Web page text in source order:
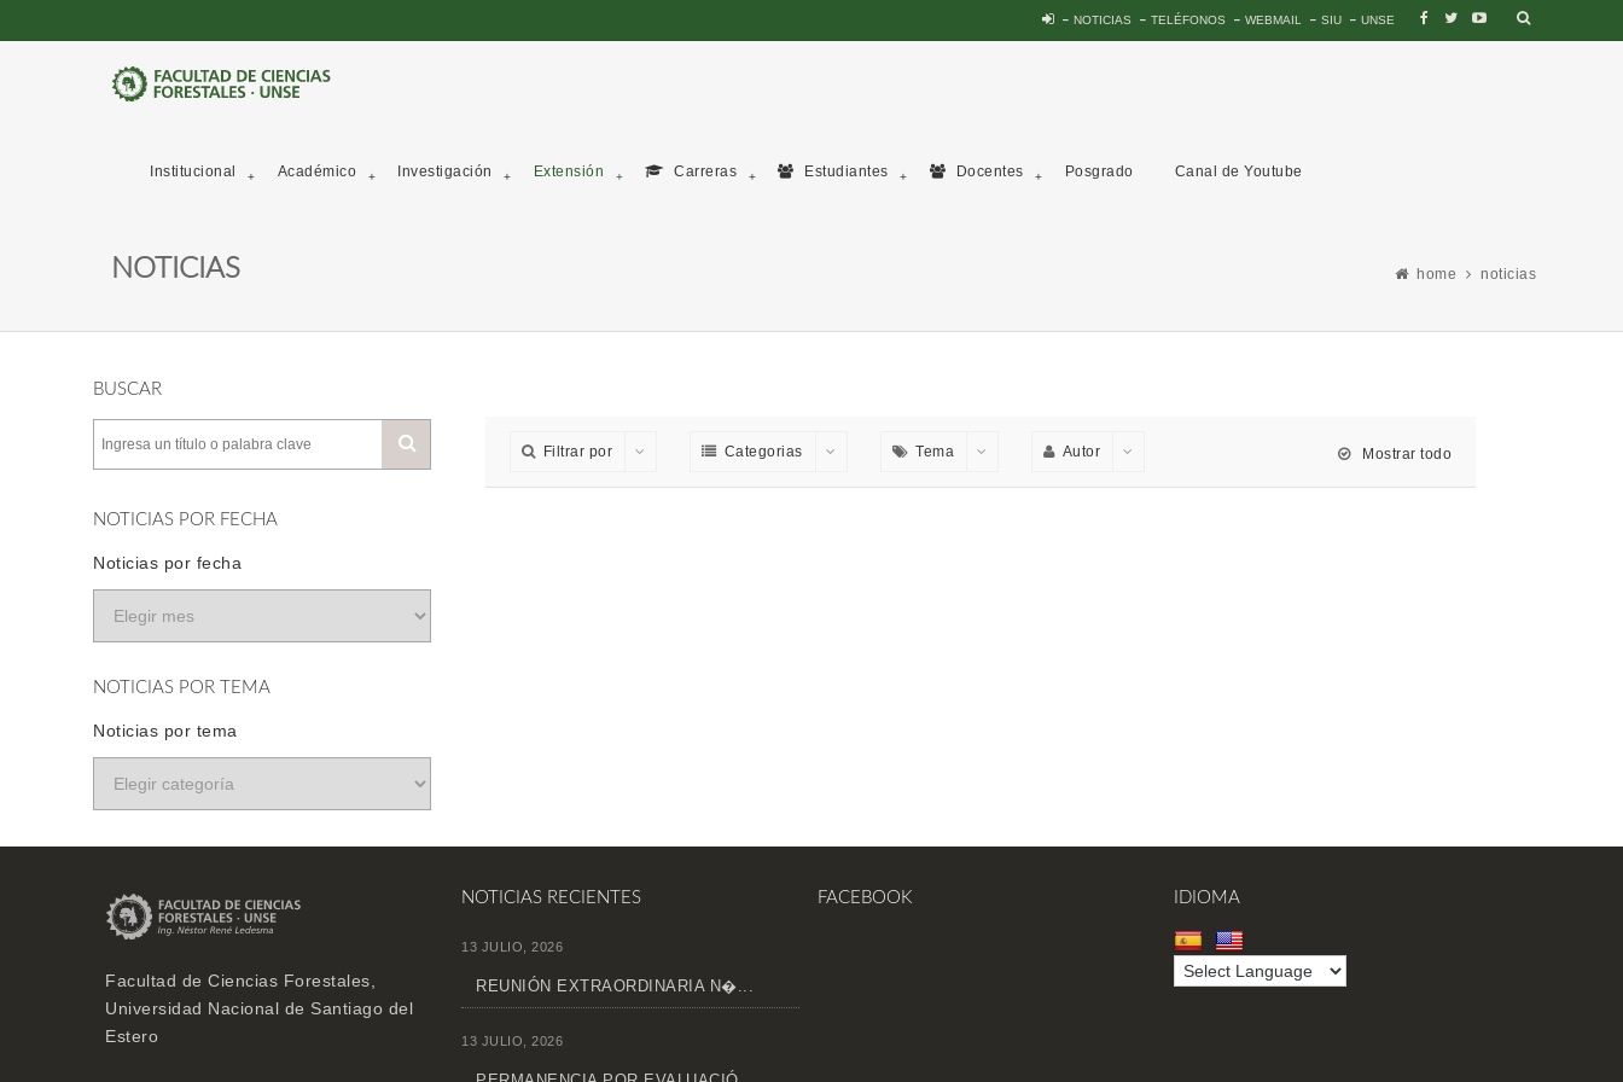
NOTICIAS TELÉFONOS WEBMAIL SIU UNSE
Institucional Académico Investigación Extensión Carreras Estudiantes Docentes Posgrado Canal de Youtube
NOTICIAS home noticias
BUSCAR
NOTICIAS POR FECHA
Noticias por fecha
NOTICIAS POR TEMA
Noticias por tema
Filtrar por Categorias Tema Autor Mostrar todo
Facultad de Ciencias Forestales,
Universidad Nacional de Santiago del
Estero
NOTICIAS RECIENTES
13 JULIO, 2026
REUNIÓN EXTRAORDINARIA N�...
13 JULIO, 2026
FACEBOOK IDIOMA